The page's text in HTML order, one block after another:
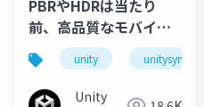
PBRやHDRは当たり
前、高品質なモバイル
ゲームの背景に関する
取り組みをご紹介
unity unitysync
Unity